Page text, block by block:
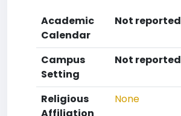
Academic
Calendar
Not reported
Campus
Setting
Not reported
Religious
None